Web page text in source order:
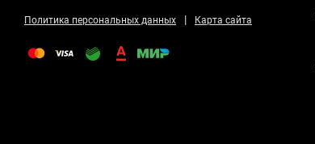
Политика персональных данных | Карта сайта